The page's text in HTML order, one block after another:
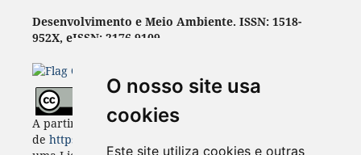
O nosso site usa
cookies
Este site utiliza cookies e outras
Desenvolvimento e Meio Ambiente. ISSN: 1518-
952X, eISSN: 2176-9109
A partir de 2023, Desenvolvimento e Meio Ambiente
de https://revistas.ufpr.br/made